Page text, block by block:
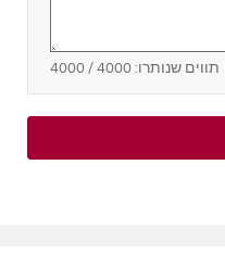
תווים שנותרו:4000
/ 4000